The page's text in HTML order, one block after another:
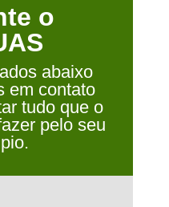
o
abaixo
em contato
tudo que o
pelo seu